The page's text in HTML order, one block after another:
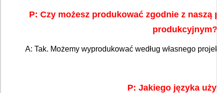
P: Czy możesz produkować zgodnie z naszą
produkcyjnym?
A: Tak. Możemy wyprodukować według własnego
P: Jakiego języka